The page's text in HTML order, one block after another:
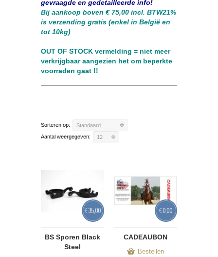
gevraagde en gedetailleerde info!
Bij aankoop boven € 75,00 incl. BTW21%
is verzending gratis (enkel in België en
tot 10kg)
OUT OF STOCK vermelding = niet meer
verkrijgbaaraangezien het om beperkte
voorraden gaat !!
Sorteren op:
Standaard
Aantal weergegeven:
12
BS Sporen Black
Steel
€35,00
CADEAUBON
€0,00
Bestellen